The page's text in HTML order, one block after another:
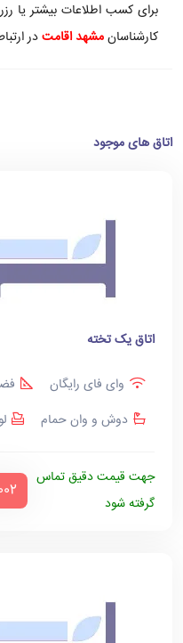
برای کسب اطلاعات بیشتر یا
کارشناسانمشهد اقامتدر
اتاق های موجود
اتاق یک تخته
وای فای رایگان
دوش و وان حمام
جهت قیمت دقیق تماس
گرفته شود